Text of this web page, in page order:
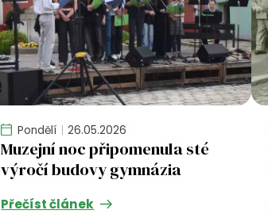
Pondělí 26.05.2026
Muzejní noc připomenula sté
výročí budovy gymnázia
Přečíst článek